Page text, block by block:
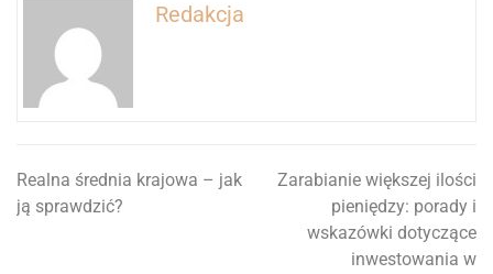
Redakcja
Nawigacja
wpisu
Realna średnia krajowa – jak
ją sprawdzić?
Zarabianie większej ilości
pieniędzy: porady i
wskazówki dotyczące
inwestowania w